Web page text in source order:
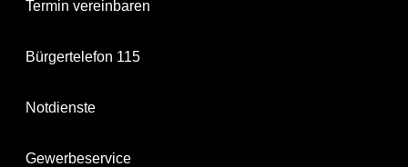
Termin vereinbaren
Bürgertelefon 115
Notdienste
Gewerbeservice